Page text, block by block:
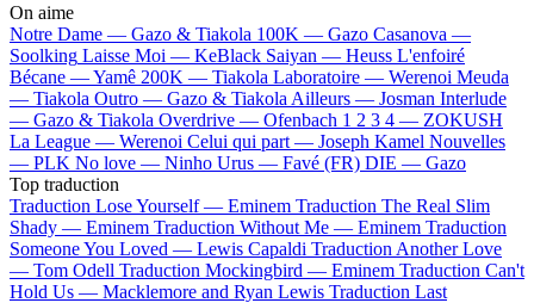
On aime
Notre Dame — Gazo & Tiakola 100K — Gazo Casanova —
Soolking Laisse Moi — KeBlack Saiyan — Heuss L'enfoiré
Bécane —Yamê 200K — Tiakola Laboratoire — Werenoi Meuda
— Tiakola Outro — Gazo & Tiakola Ailleurs — Josman Interlude
— Gazo & Tiakola Overdrive — Ofenbach 1 2 3 4 — ZOKUSH
La League — Werenoi Celui qui part — Joseph Kamel Nouvelles
— PLK No love — Ninho Urus — Favé (FR) DIE — Gazo
Top traduction
Traduction Lose Yourself — Eminem Traduction The Real Slim
Shady — Eminem Traduction Without Me — Eminem Traduction
Someone You Loved — Lewis Capaldi Traduction Another Love
— Tom Odell Traduction Mockingbird — Eminem Traduction Can't
Hold Us — Macklemore and Ryan Lewis Traduction Last